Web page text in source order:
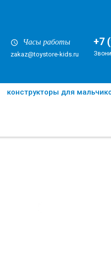
Часы работы
zakaz@toystore-kids.ru
+7
конструкторы для